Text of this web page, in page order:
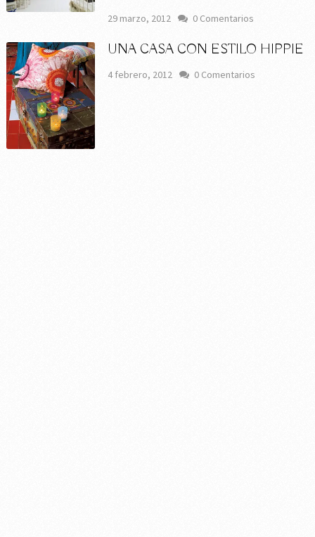
29 marzo, 2012 0 Comentarios
UNA CASA CON ESTILO HIPPIE
4 febrero, 2012 0 Comentarios